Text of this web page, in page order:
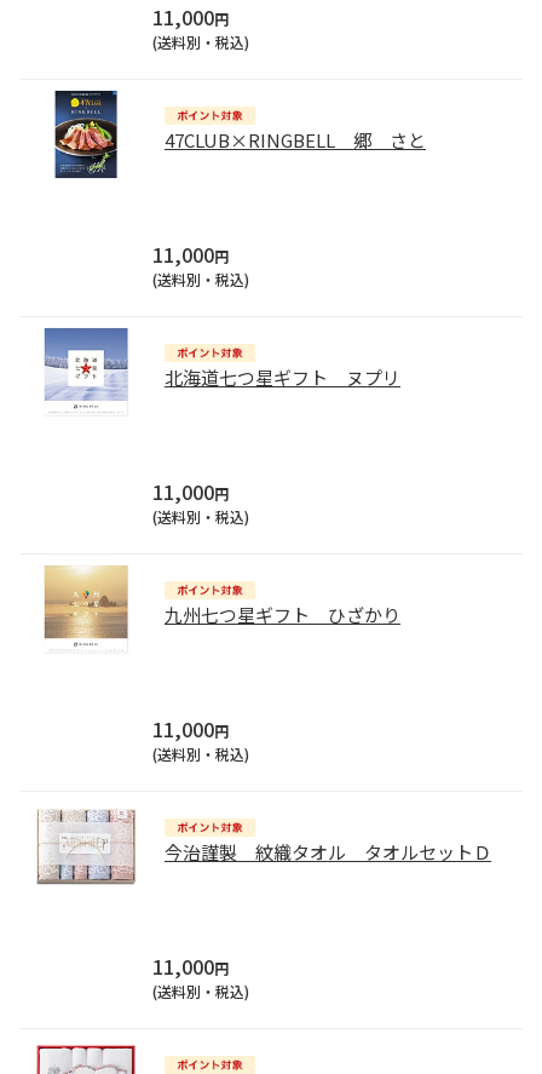
11,000円
(送料別・税込)
47CLUB×RINGBELL 郷 さと
11,000円
(送料別・税込)
北海道七つ星ギフト ヌプリ
11,000円
(送料別・税込)
九州七つ星ギフト ひざかり
11,000円
(送料別・税込)
今治謹製 紋織タオル タオルセットＤ
11,000円
(送料別・税込)